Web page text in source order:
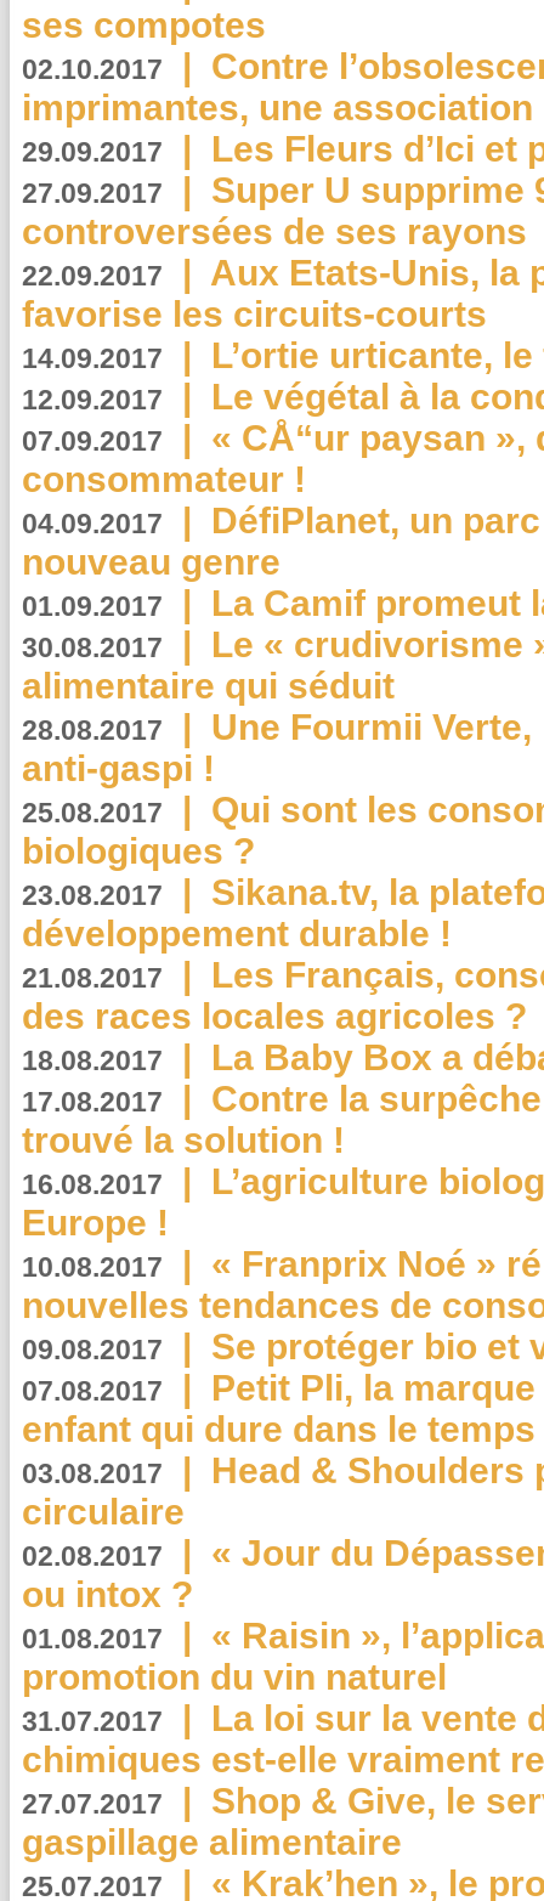
ses compotes
02.10.2017 | Contre
imprimantes, une
29.09.2017 | Les Fleurs d’Ici et
27.09.2017 | Super U supprime
controversées de ses rayons
22.09.2017 | Aux Etats-Unis, la
favorise les circuits-courts
14.09.2017 | L’ortie urticante,
12.09.2017 | Le végétal à la
07.09.2017 | « CÅ“ur paysan
consommateur !
04.09.2017 | DéfiPlanet, un
nouveau genre
01.09.2017 | La Camif promeut
30.08.2017 | Le « crudivorisme
alimentaire qui séduit
28.08.2017 | Une Fourmii
anti-gaspi !
25.08.2017 | Qui sont les
biologiques ?
23.08.2017 | Sikana.tv, la
développement durable !
21.08.2017 | Les Français,
des races locales agricoles ?
18.08.2017 | La Baby Box a
17.08.2017 | Contre la
trouvé la solution !
16.08.2017 | L’agriculture
Europe !
10.08.2017 | « Franprix Noé »
nouvelles tendances de
09.08.2017 | Se protéger bio et
07.08.2017 | Petit Pli, la
enfant qui dure dans le temps
03.08.2017 | Head & Shoulders
circulaire
02.08.2017 | « Jour du
ou intox ?
01.08.2017 | « Raisin »,
promotion du vin naturel
31.07.2017 | La loi sur la vente
chimiques est-elle vraiment
27.07.2017 | Shop & Give, le
gaspillage alimentaire
25.07.2017 | « Krak’hen », le